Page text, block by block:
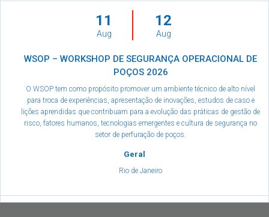
11
Aug
12
Aug
WSOP – WORKSHOP DE SEGURANÇA OPERACIONAL DE
POÇOS 2026
O WSOP tem como propósito promover um ambiente técnico de alto nível
para troca de experiências, apresentação de inovações, estudos de caso e
lições aprendidas que contribuam para a evolução das práticas de gestão de
risco, fatores humanos, tecnologias emergentes e cultura de segurança no
setor de perfuração de poços.
Geral
Rio de Janeiro